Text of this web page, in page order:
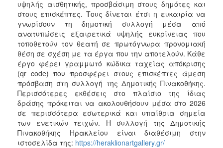
υψηλής αισθητικής, προσβάσιμη στους δημότες και
στους επισκέπτες. Τους δίνεται έτσι η ευκαιρία να
γνωρίσουν τη δημοτική συλλογή μέσα από
ανατυπώσεις εξαιρετικά υψηλής ευκρίνειας που
τοποθετούν τον θεατή σε πρωτόγνωρα προνομιακή
θέση σε σχέση με τα έργα που την αποτελούν. Κάθε
έργο φέρει γραμμωτό κώδικα ταχείας απόκρισης
(qr code) που προσφέρει στους επισκέπτες άμεση
πρόσβαση στη συλλογή της Δημοτικής Πινακοθήκης.
Περισσότερες εκθέσεις στο πλαίσιο της ίδιας
δράσης πρόκειται να ακολουθήσουν μέσα στο 2026
σε περισσότερα εσωτερικά και υπαίθρια σημεία
των ενετικών τειχών. Η συλλογή της Δημοτικής
Πινακοθήκης Ηρακλείου είναι διαθέσιμη στην
ιστοσελίδα της: https://heraklionartgallery.gr/